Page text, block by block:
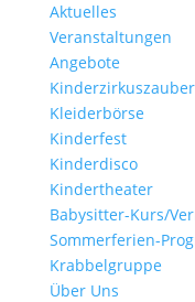
Aktuelles
Veranstaltungen
Angebote
Kinderzirkuszauber
Kleiderbörse
Kinderfest
Kinderdisco
Kindertheater
Babysitter-Kurs/
Sommerferien-
Krabbelgruppe
Über Uns